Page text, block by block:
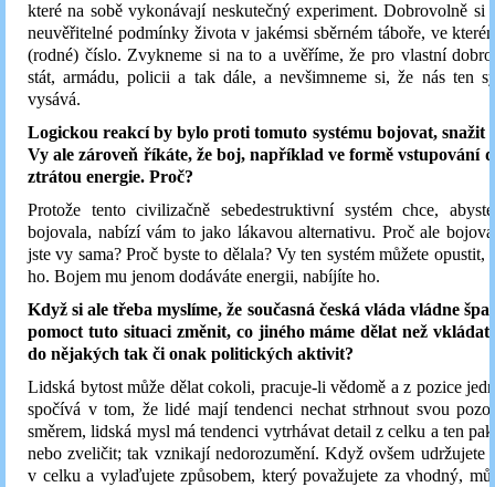
které na sobě vykonávají neskutečný experiment. Dobrovolně si
neuvěřitelné podmínky života v jakémsi sběrném táboře, ve
(rodné) číslo. Zvykneme si na to a uvěříme, že pro vlastní dobro
stát, armádu, policii a tak dále, a nevšimneme si, že nás ten
vysává.
Logickou reakcí by bylo proti tomuto systému bojovat, snažit
Vy ale zároveň říkáte, že boj, například ve formě vstupování
ztrátou energie. Proč?
Protože tento civilizačně sebedestruktivní systém chce,
bojovala, nabízí vám to jako lákavou alternativu. Proč ale
jste vy sama? Proč byste to dělala? Vy ten systém můžete opustit,
ho. Bojem mu jenom dodáváte energii, nabíjíte ho.
Když si ale třeba myslíme, že současná česká vláda vládne
pomoct tuto situaci změnit, co jiného máme dělat než vkládat
do nějakých tak či onak politických aktivit?
Lidská bytost může dělat cokoli, pracuje-li vědomě a z pozice
spočívá v tom, že lidé mají tendenci nechat strhnout svou
směrem, lidská mysl má tendenci vytrhávat detail z celku a ten
nebo zveličit; tak vznikají nedorozumění. Když ovšem udržujete
v celku a vylaďujete způsobem, který považujete za vhodný,